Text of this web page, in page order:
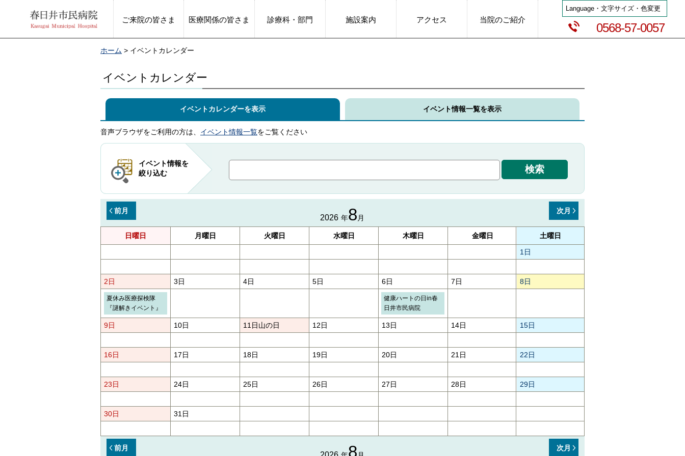
ご来院の皆さま 医療関係の皆さま 診療科・部門 施設案内 アクセス 当院のご紹介
Language・文字サイズ・色変更
0568-57-0057
ホーム > イベントカレンダー
イベントカレンダー
イベントカレンダーを表示 イベント情報一覧を表示
音声ブラウザをご利用の方は、 イベント情報一覧をご覧ください
イベント情報を
絞り込む
前月
2026 年8 月
次月
日曜日 月曜日 火曜日 水曜日 木曜日 金曜日
土曜日
1日
2日 3日 4日 5日 6日 7日 8日
夏休み医療探検隊
『謎解きイベント』
健康ハートの日in春
日井市民病院
9日 10日 11日山の日 12日 13日 14日 15日
16日 17日 18日 19日 20日 21日 22日
23日 24日 25日 26日 27日 28日 29日
30日 31日
前月 8 次月